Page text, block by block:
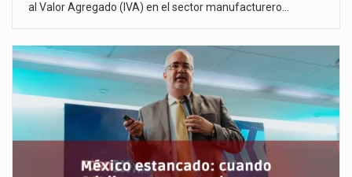
al Valor Agregado (IVA) en el sector manufacturero…